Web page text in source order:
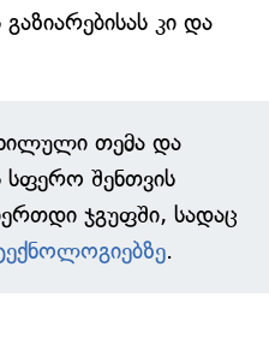
კი და
თემა და
შენთვის
ჯგუფში, სადაც
.